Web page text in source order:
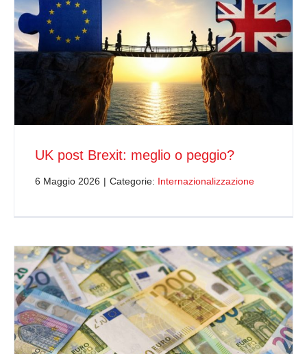
UK post Brexit: meglio o peggio?
6 Maggio 2026 | Categorie: Internazionalizzazione